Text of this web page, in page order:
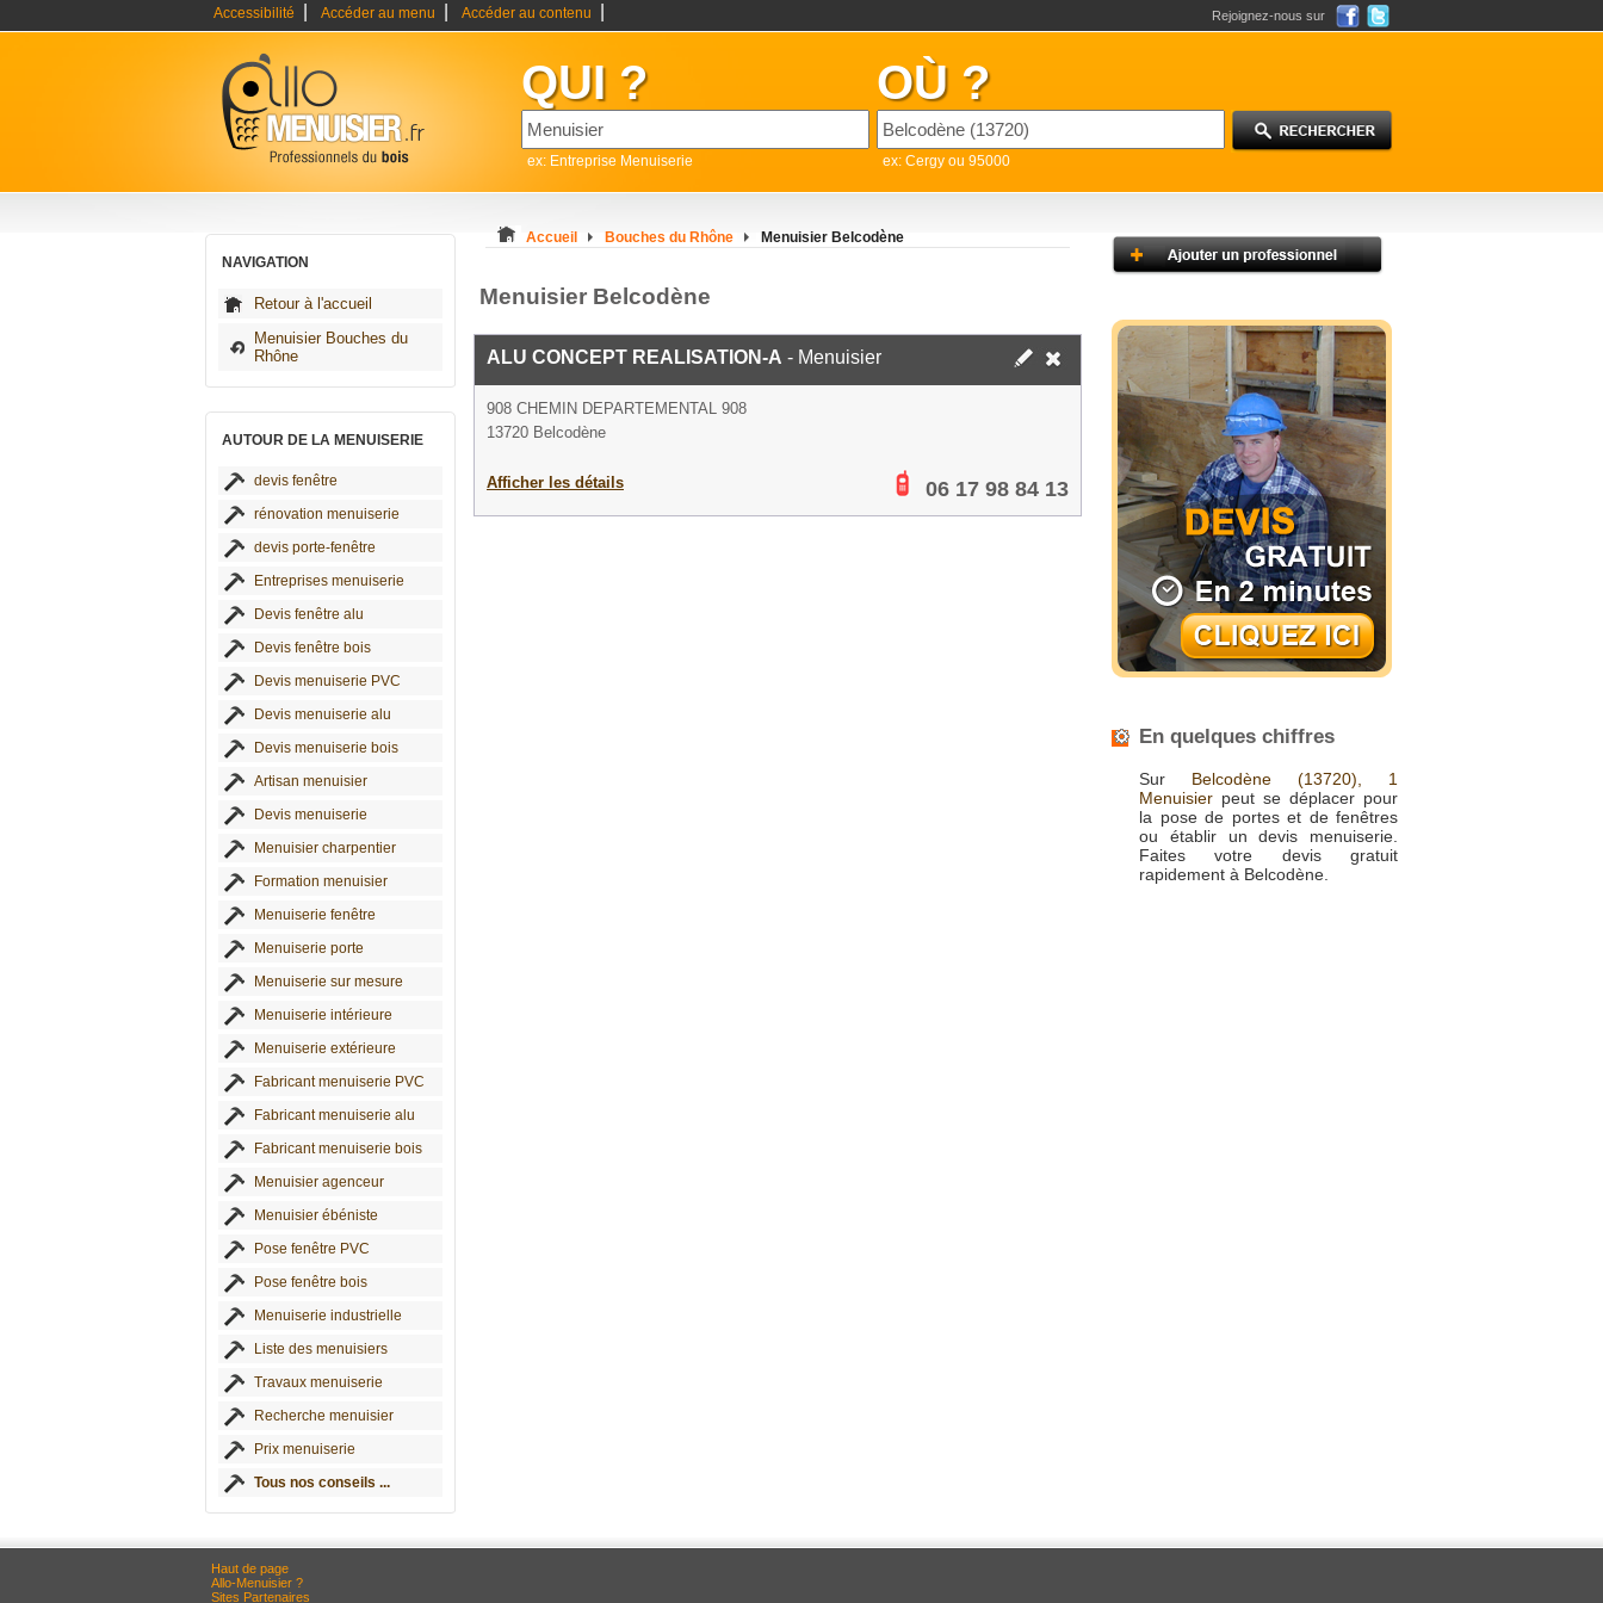
Accessibilité Accéder au menu Accéder au contenu Rejoignez-nous sur
QUI ?
ex: Entreprise Menuiserie
OÙ ?
ex: Cergy ou 95000
NAVIGATION
Retour à l'accueil
Menuisier Bouches du
Rhône
AUTOUR DE LA MENUISERIE
devis fenêtre
rénovation menuiserie
devis porte-fenêtre
Entreprises menuiserie
Devis fenêtre alu
Devis fenêtre bois
Devis menuiserie PVC
Devis menuiserie alu
Devis menuiserie bois
Artisan menuisier
Devis menuiserie
Menuisier charpentier
Formation menuisier
Menuiserie fenêtre
Menuiserie porte
Menuiserie sur mesure
Menuiserie intérieure
Menuiserie extérieure
Fabricant menuiserie PVC
Fabricant menuiserie alu
Fabricant menuiserie bois
Menuisier agenceur
Menuisier ébéniste
Pose fenêtre PVC
Pose fenêtre bois
Menuiserie industrielle
Liste des menuisiers
Travaux menuiserie
Recherche menuisier
Prix menuiserie
Tous nos conseils ...
Accueil Bouches du Rhône Menuisier Belcodène
Menuisier Belcodène
ALU CONCEPT REALISATION-A - Menuisier
908 CHEMIN DEPARTEMENTAL 908
13720 Belcodène
Afficher les détails 06 17 98 84 13
En quelques chiffres
Sur Belcodène (13720), 1
Menuisier peut se déplacer pour
la pose de portes et de fenêtres
ou établir un devis menuiserie.
Faites votre devis gratuit
rapidement à Belcodène.
Haut de page
Allo-Menuisier ?
Sites Partenaires